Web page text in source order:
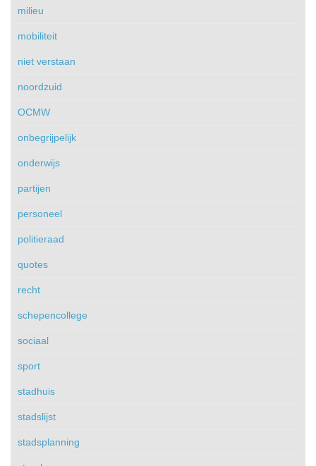
milieu
mobiliteit
niet verstaan
noordzuid
OCMW
onbegrijpelijk
onderwijs
partijen
personeel
politieraad
quotes
recht
schepencollege
sociaal
sport
stadhuis
stadslijst
stadsplanning